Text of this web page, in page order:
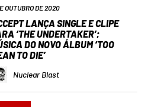
OUTUBRO DE 2020
LANÇA SINGLE E CLIPE
‘THE UNDERTAKER’;
DO NOVO ÁLBUM ‘TOO
TO DIE’
Nuclear Blast